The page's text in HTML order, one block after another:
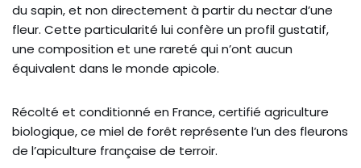
du sapin, et non directement à partir du nectar d’une
fleur. Cette particularité lui confère un profil gustatif,
une composition et une rareté qui n’ont aucun
équivalent dans le monde apicole.
Récolté et conditionné en France, certifié agriculture
biologique, ce miel de forêt représente l’un des fleurons
de l’apiculture française de terroir.